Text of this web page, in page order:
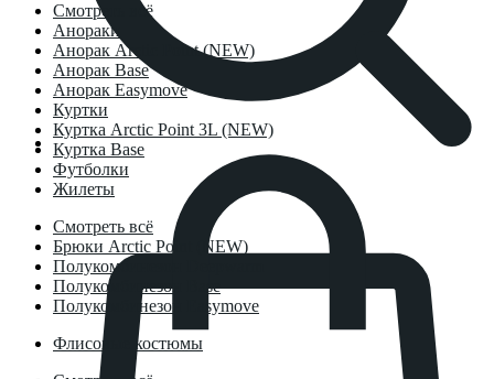
Смотреть всё
Анораки
Анорак Arctic Point (NEW)
Анорак Base
Анорак Easymove
Куртки
Куртка Arctic Point 3L (NEW)
Куртка Base
Футболки
Жилеты
Смотреть всё
Брюки Arctic Point (NEW)
Полукомбинезон Deepwarm
Полукомбинезон Base
Полукомбинезон Easymove
Флисовые костюмы